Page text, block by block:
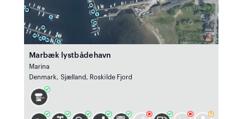
Marbæk lystbådehavn
Marina
Denmark, Sjælland, Roskilde Fjord